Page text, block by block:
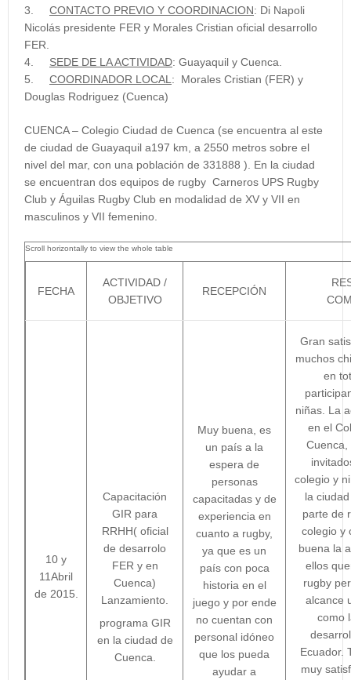
3. CONTACTO PREVIO Y COORDINACION: Di Napoli
Nicolás presidente FER y Morales Cristian oficial desarrollo
FER.
4. SEDE DE LA ACTIVIDAD: Guayaquil y Cuenca.
5. COORDINADOR LOCAL : Morales Cristian (FER) y
Douglas Rodriguez (Cuenca)
CUENCA – Colegio Ciudad de Cuenca (se encuentra al este
de ciudad de Guayaquil a197 km, a 2550 metros sobre el
nivel del mar, con una población de 331888 ). En la ciudad
se encuentran dos equipos de rugby Carneros UPS Rugby
Club y Águilas Rugby Club en modalidad de XV y VII en
masculinos y VII femenino.
FECHA
ACTIVIDAD /
OBJETIVO
RECEPCIÓN
10 y
11Abril
de 2015.
Capacitación
GIR para
RRHH( oficial
de desarrolo
FER y en
Cuenca)
Lanzamiento.
programa GIR
en la ciudad de
Cuenca.
Muy buena, es
un país a la
espera de
personas
capacitadas y de
experiencia en
cuanto a rugby,
ya que es un
país con poca
historia en el
juego y por ende
no cuentan con
personal idóneo
que los pueda
ayudar a
Gran
muchos
en
niñas. La
en el
Cuenca,
colegio y
la
parte de
colegio y
buena la
ellos
rugby
alcance
como
Ecuador.
muy